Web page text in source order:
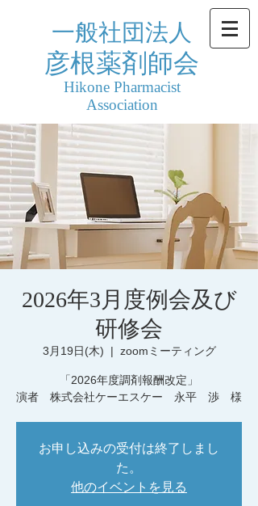
一般社団法人
彦根薬剤師会
Hikone Pharmacist
Association
2026年3月度例会及び
研修会
3月19日(木)
  |
zoomミーティング
「2026年度調剤報酬改定」
演者 株式会社ケーエスケー 永平 渉 様
お申し込みの受付は終了しまし
た。
他のイベントを見る